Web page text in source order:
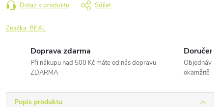
Dotaz k produktu Sdílet
Značka: BEAL
Doprava zdarma
Při nákupu nad 500 Kč máte od nás dopravu
ZDARMA
Doručení
okamžitě
Popis produktu